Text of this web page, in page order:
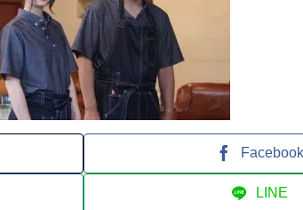
Facebook
LINE